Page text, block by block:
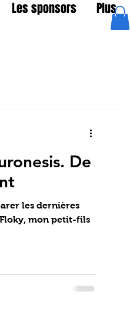
Les sponsors Plus
De
les dernières
mon petit-fils